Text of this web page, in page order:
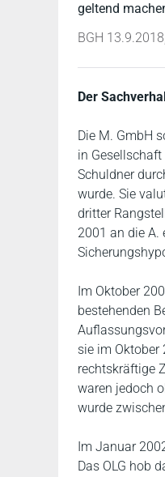
geltend
BGH
Der
Die M. GmbH
in
Schuldner
wurde. Sie
dritter
2001 an die A.
Im Oktober
bestehenden
sie im Oktober
rechtskräftige
waren jedoch
wurde
Im Januar
Das OLG hob